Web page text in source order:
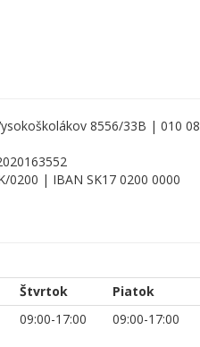
8556/33B | 010 08
0200 | IBAN SK17 0200 000­0
Štvrtok
Piatok
09:00-17:00 09:00-17:00